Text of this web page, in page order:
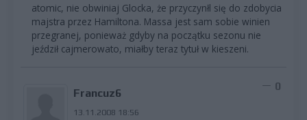
atomic, nie obwiniaj Glocka, że przyczynłl się do zdobycia
majstra przez Hamiltona. Massa jest sam sobie winien
przegranej, ponieważ gdyby na początku sezonu nie
jeździł cajmerowato, miałby teraz tytuł w kieszeni.
Francuz6
13.11.2008 18:56
0